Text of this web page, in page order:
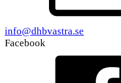
info@dhbvastra.se
Facebook